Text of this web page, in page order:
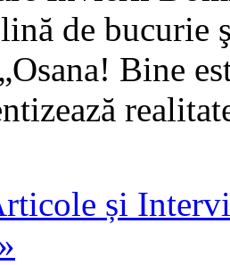
de bucurie
Bine
și